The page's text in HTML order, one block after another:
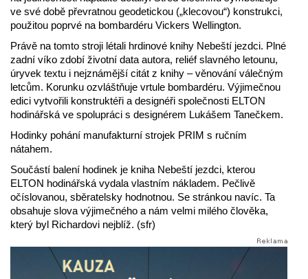
ve své době převratnou geodetickou („klecovou“) konstrukci,
použitou poprvé na bombardéru Vickers Wellington.
Právě na tomto stroji létali hrdinové knihy Nebeští jezdci. Plné
zadní víko zdobí životní data autora, reliéf slavného letounu,
úryvek textu i nejznámější citát z knihy – věnování válečným
letcům. Korunku ozvláštňuje vrtule bombardéru. Výjimečnou
edici vytvořili konstruktéři a designéři společnosti ELTON
hodinářská ve spolupráci s designérem Lukášem Tanečkem.
Hodinky pohání manufakturní strojek PRIM s ručním
nátahem.
Součástí balení hodinek je kniha Nebeští jezdci, kterou
ELTON hodinářská vydala vlastním nákladem. Pečlivě
očíslovanou, sběratelsky hodnotnou. Se stránkou navíc. Ta
obsahuje slova výjimečného a nám velmi milého člověka,
který byl Richardovi nejblíž. (sfr)